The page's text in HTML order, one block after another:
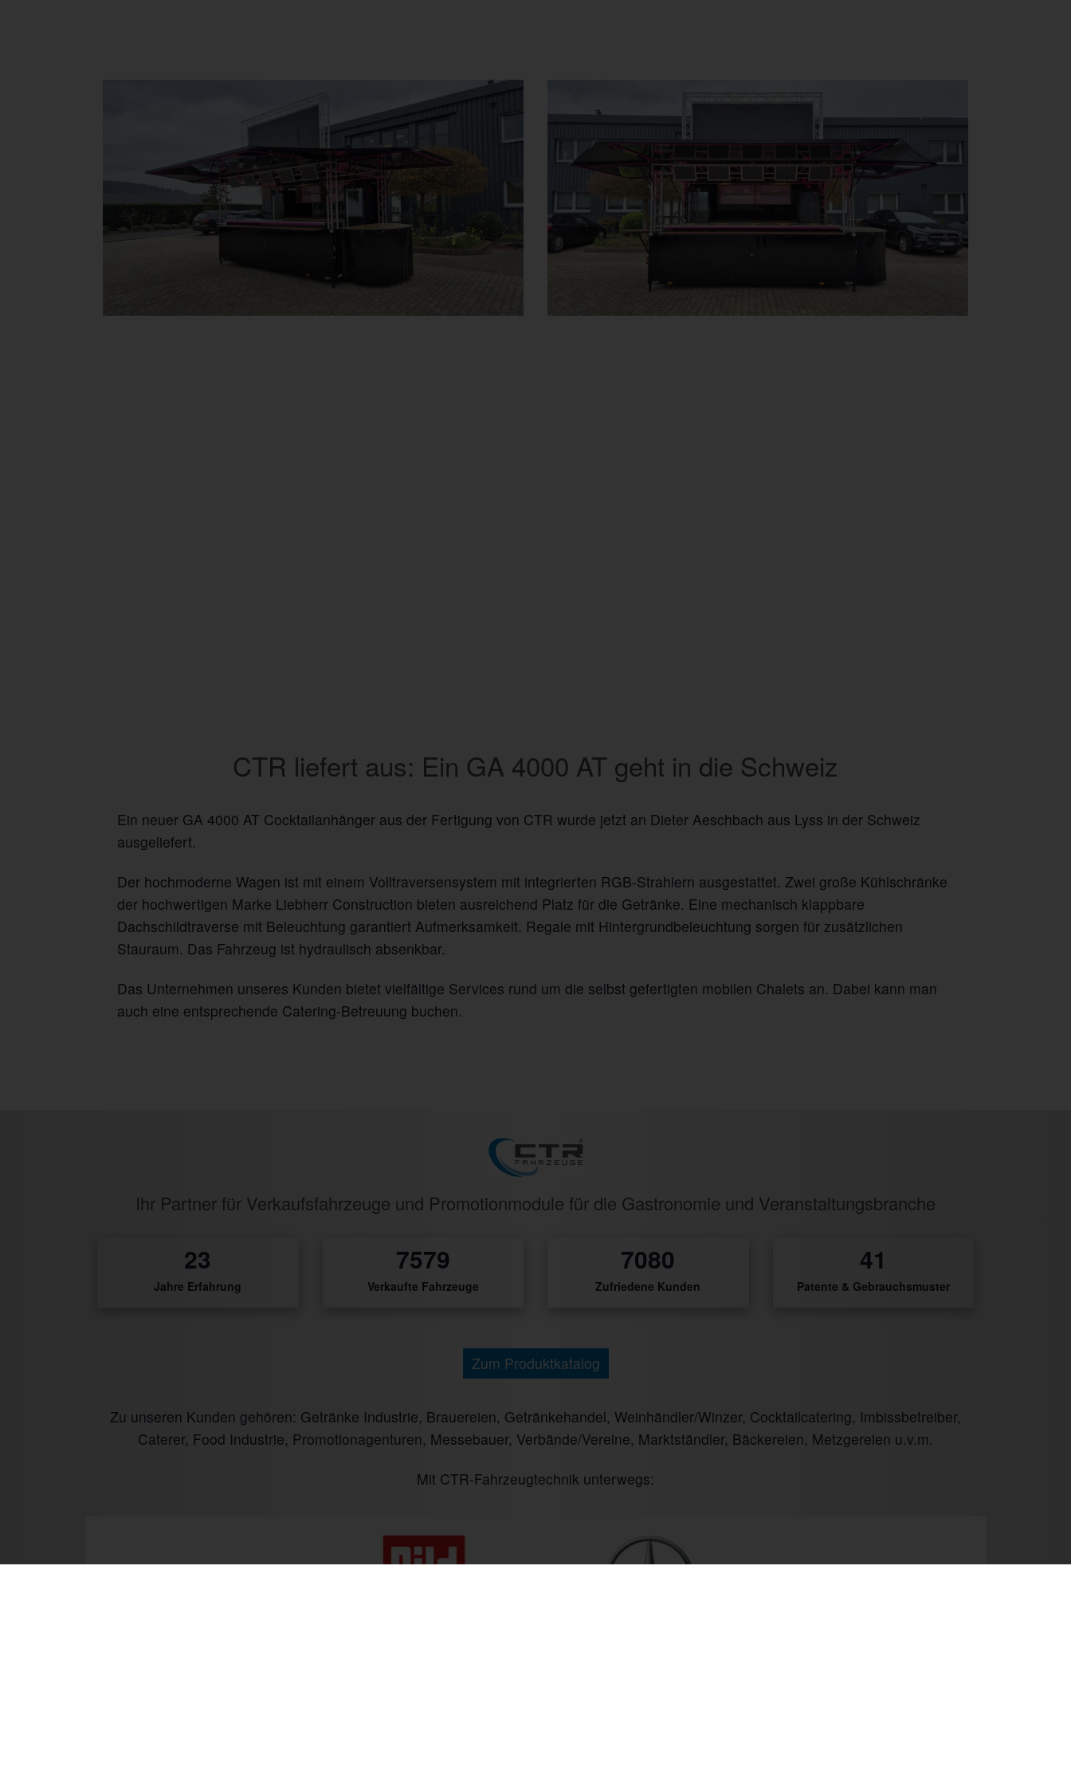
CTR liefert aus: Ein GA 4000 AT geht in die Schweiz
Ein neuer GA 4000 AT Cocktailanhänger aus der Fertigung von CTR wurde jetzt an Dieter Aeschbach aus Lyss in der Schweiz
ausgeliefert.
Der hochmoderne Wagen ist mit einem Volltraversensystem mit integrierten RGB-Strahlern ausgestattet. Zwei große Kühlschränke
der hochwertigen Marke Liebherr Construction bieten ausreichend Platz für die Getränke. Eine mechanisch klappbare
Dachschildtraverse mit Beleuchtung garantiert Aufmerksamkeit. Regale mit Hintergrundbeleuchtung sorgen für zusätzlichen
Stauraum. Das Fahrzeug ist hydraulisch absenkbar.
Das Unternehmen unseres Kunden bietet vielfältige Services rund um die selbst gefertigten mobilen Chalets an. Dabei kann man
auch eine entsprechende Catering-Betreuung buchen.
Ihr Partner für Verkaufsfahrzeuge und Promotionmodule für die Gastronomie und Veranstaltungsbranche
28
Jahre Erfahrung
9065
Verkaufte Fahrzeuge
8468
Zufriedene Kunden
49
Patente & Gebrauchsmuster
Zum Produktkatalog
Zu unseren Kunden gehören: Getränke Industrie, Brauereien, Getränkehandel, Weinhändler/Winzer, Cocktailcatering, Imbissbetreiber,
Caterer, Food Industrie, Promotionagenturen, Messebauer, Verbände/Vereine, Marktständler, Bäckereien, Metzgereien u.v.m.
Mit CTR-Fahrzeugtechnik unterwegs: